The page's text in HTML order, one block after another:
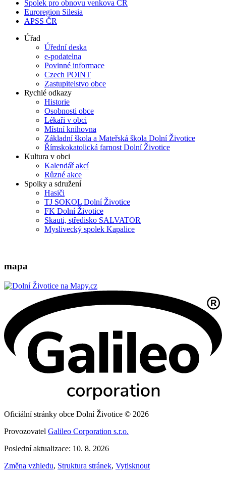
Spolek pro obnovu venkova ČR
Euroregion Silesia
APSS ČR
Úřad
Úřední deska
e-podatelna
Povinné informace
Czech POINT
Zastupitelstvo obce
Rychlé odkazy
Historie
Osobnosti obce
Lékaři v obci
Místní knihovna
Základní škola a Mateřská škola Dolní Životice
Římskokatolická farnost Dolní Životice
Kultura v obci
Kalendář akcí
Různé akce
Spolky a sdružení
Hasiči
TJ SOKOL Dolní Životice
FK Dolní Životice
Skauti, středisko SALVATOR
Myslivecký spolek Kapalice
mapa
Oficiální stránky obce Dolní Životice © 2026
Provozovatel Galileo Corporation s.r.o.
Poslední aktualizace: 10. 8. 2026
Změna vzhledu, Struktura stránek, Vytisknout